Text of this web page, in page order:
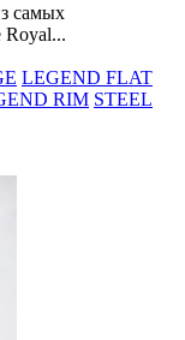
самых
Royal...
LEGEND FLAT
RIM STEEL